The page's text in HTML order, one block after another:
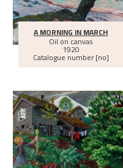
A MORNING IN MARCH
Oil on canvas
1920
Catalogue number [no]